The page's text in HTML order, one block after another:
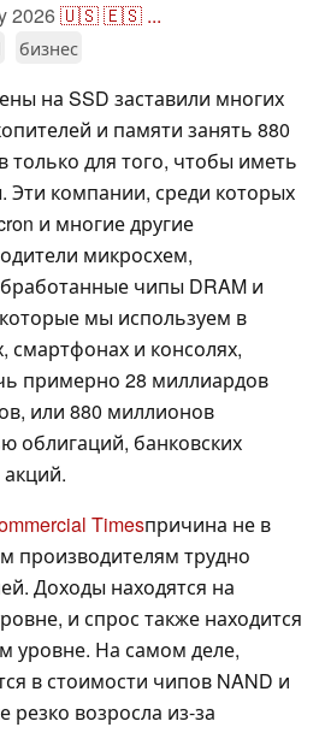
2026🇺🇸🇪🇸 ...
бизнес
на SSD заставили многих
и памяти занять 880
только для того, чтобы иметь
Эти компании, среди которых
и многие другие
микросхем,
чипы DRAM и
мы используем в
смартфонах и консолях,
примерно 28 миллиардов
или 880 миллионов
облигаций, банковских
Timesпричина не в
производителям трудно
Доходы находятся на
и спрос также находится
уровне. На самом деле,
в стоимости чипов NAND и
резко возросла из-за